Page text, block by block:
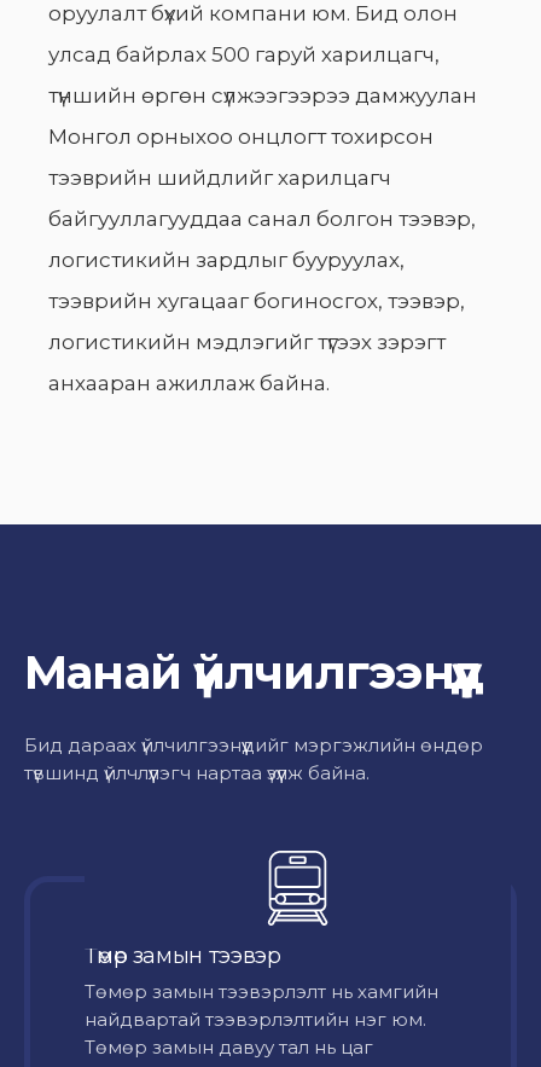
оруулалт бүхий компани юм. Бид олон
улсад байрлах 500 гаруй харилцагч,
түншийн өргөн сүлжээгээрээ дамжуулан
Монгол орныхоо онцлогт тохирсон
тээврийн шийдлийг харилцагч
байгууллагууддаа санал болгон тээвэр,
логистикийн зардлыг бууруулах,
тээврийн хугацааг богиносгох, тээвэр,
логистикийн мэдлэгийг түгээх зэрэгт
анхааран ажиллаж байна.
Манай үйлчилгээнүүд
Бид дараах үйлчилгээнүүдийг мэргэжлийн өндөр
түвшинд үйлчлүүлэгч нартаа үзүүлж байна.
Төмөр замын тээвэр
Төмөр замын тээвэрлэлт нь хамгийн
найдвартай тээвэрлэлтийн нэг юм.
Төмөр замын давуу тал нь цаг